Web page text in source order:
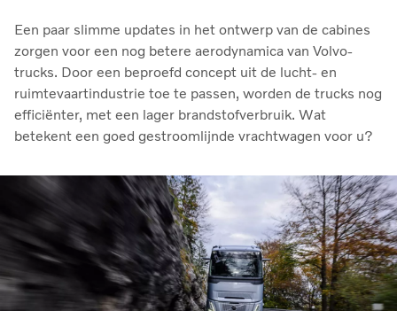
Een paar slimme updates in het ontwerp van de cabines
zorgen voor een nog betere aerodynamica van Volvo-
trucks. Door een beproefd concept uit de lucht- en
ruimtevaartindustrie toe te passen, worden de trucks nog
efficiënter, met een lager brandstofverbruik. Wat
betekent een goed gestroomlijnde vrachtwagen voor u?